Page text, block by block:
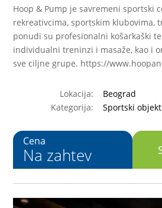
Hoop & Pump je savremeni sportski
rekreativcima, sportskim klubovima,
ponudi su profesionalni košarkaški
individualni treninzi i masaže, kao i
sve ciljne grupe. https://
Lokacija:
Beograd
Kategorija:
Sportski
Cena
Na zahtev